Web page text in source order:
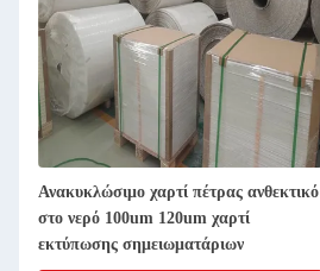
Ανακυκλώσιμο χαρτί πέτρας ανθεκτικό
στο νερό 100um 120um χαρτί
εκτύπωσης σημειωματάριων